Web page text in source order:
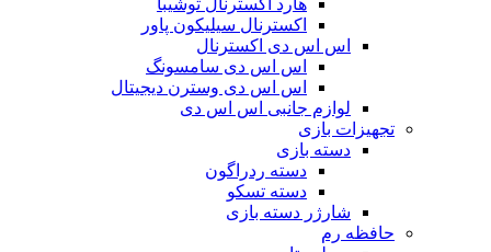
اکسترنال سیلیکون پاور
اس اس دی اکسترنال
اس اس دی سامسونگ
اس اس دی وسترن دیجیتال
لوازم جانبی اس اس دی
تجهیزات بازی
دسته بازی
دسته ردراگون
دسته تسکو
شارژر دسته بازی
حافظه رم